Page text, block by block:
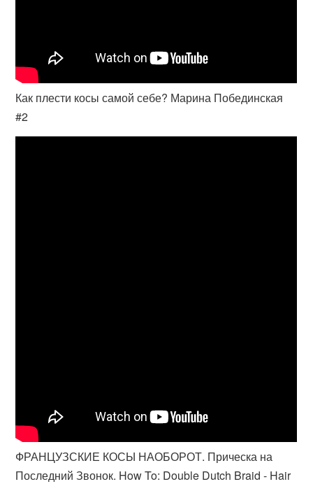
Как плести косы самой себе? Марина Побединская
#2
ФРАНЦУЗСКИЕ КОСЫ НАОБОРОТ. Прическа на
Последний Звонок. How To: Double Dutch Braid - Hair